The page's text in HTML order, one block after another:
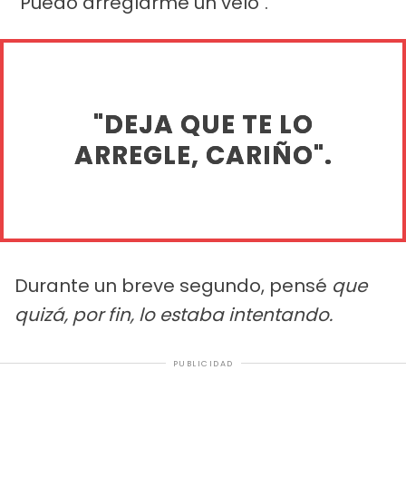
"DEJA QUE TE LO
ARREGLE, CARIÑO".
Durante un breve segundo, pensé que
quizá, por fin, lo estaba intentando.
PUBLICIDAD